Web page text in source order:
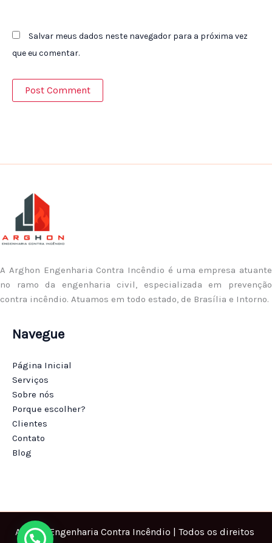
Salvar meus dados neste navegador para a próxima vez
que eu comentar.
A Arghon Engenharia Contra Incêndio é uma empresa atuante
no ramo da engenharia civil, especializada em prevenção
contra incêndio. Atuamos em todo estado, de Brasília e Intorno.
Navegue
Página Inicial
Serviços
Sobre nós
Porque escolher?
Clientes
Contato
Blog
Arghon Engenharia Contra Incêndio | Todos os direitos